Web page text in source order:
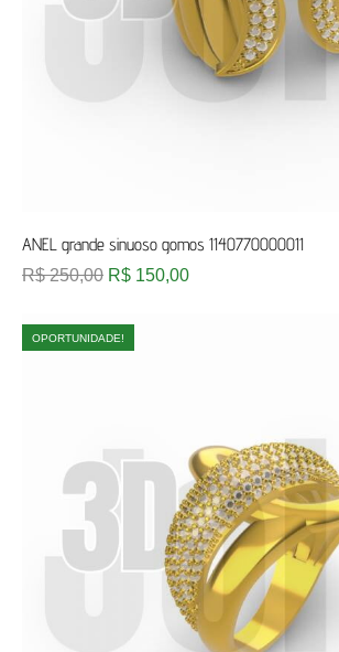
ANEL grande sinuoso gomos 1140770000011
R$250,00 R$ 150,00
OPORTUNIDADE!